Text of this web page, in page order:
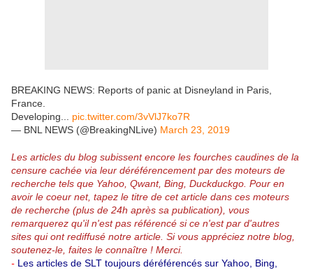
BREAKING NEWS: Reports of panic at Disneyland in Paris,
France.
Developing... pic.twitter.com/3vVlJ7ko7R
— BNL NEWS (@BreakingNLive) March 23, 2019
Les articles du blog subissent encore les fourches caudines de la
censure cachée via leur déréférencement par des moteurs de
recherche tels que Yahoo, Qwant, Bing, Duckduckgo. Pour en
avoir le coeur net, tapez le titre de cet article dans ces moteurs
de recherche (plus de 24h après sa publication), vous
remarquerez qu'il n'est pas référencé si ce n'est par d'autres
sites qui ont rediffusé notre article. Si vous appréciez notre blog,
soutenez-le, faites le connaître ! Merci.
- Les articles de SLT toujours déréférencés sur Yahoo, Bing,